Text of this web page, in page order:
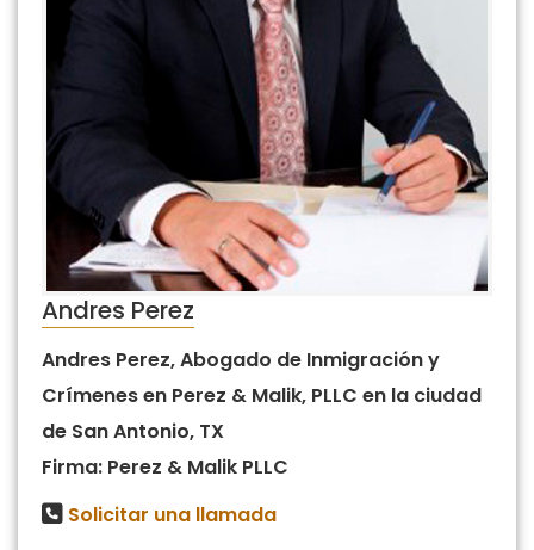
Andres Perez
Andres Perez, Abogado de Inmigración y
Crímenes en Perez & Malik, PLLC en la ciudad
de San Antonio, TX
Firma: Perez & Malik PLLC
Solicitar una llamada